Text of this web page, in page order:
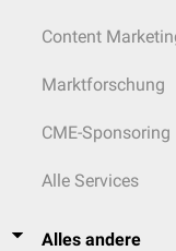
Content
Marktforschung
CME-Sponsoring
Alle Services
Alles andere